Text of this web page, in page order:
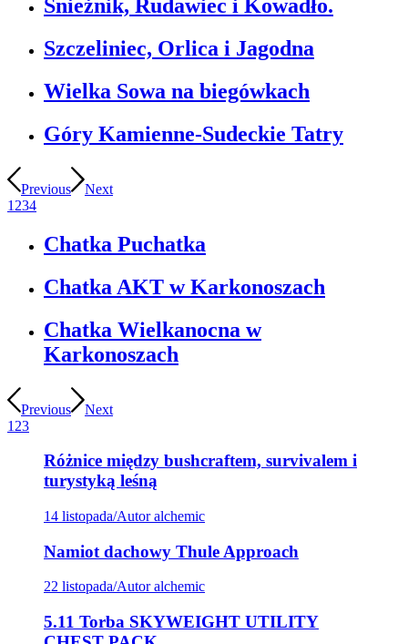
Śnieżnik, Rudawiec i Kowadło.
Szczeliniec, Orlica i Jagodna
Wielka Sowa na biegówkach
Góry Kamienne-Sudeckie Tatry
Previous
Next
1 234
Chatka Puchatka
Chatka AKT w Karkonoszach
Chatka Wielkanocna w
Karkonoszach
Previous
Next
1 23
Różnice między bushcraftem, survivalem i
turystyką leśną
14 listopada/Autor alchemic
Namiot dachowy Thule Approach
22 listopada/Autor alchemic
5.11 Torba SKYWEIGHT UTILITY